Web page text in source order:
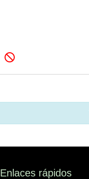

Enlaces rápidos